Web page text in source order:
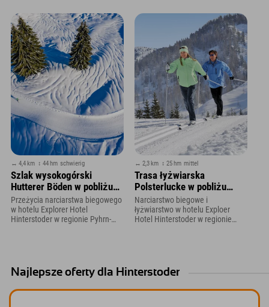
↔ 4,4 km ↕ 44 hm schwierig
Szlak wysokogórski
Hutterer Böden w pobliżu
Explorer Hotel Hinterstoder
Przeżycia narciarstwa biegowego
w hotelu Explorer Hotel
Hinterstoder w regionie Pyhrn-
↔ 2,3 km ↕ 25 hm mittel
Trasa łyżwiarska
Polsterlucke w pobliżu
hotelu Explorer
Hinterstoder
Narciarstwo biegowe i
łyżwiarstwo w hotelu Exploer
Hotel Hinterstoder w regionie
Najlepsze oferty dla Hinterstoder